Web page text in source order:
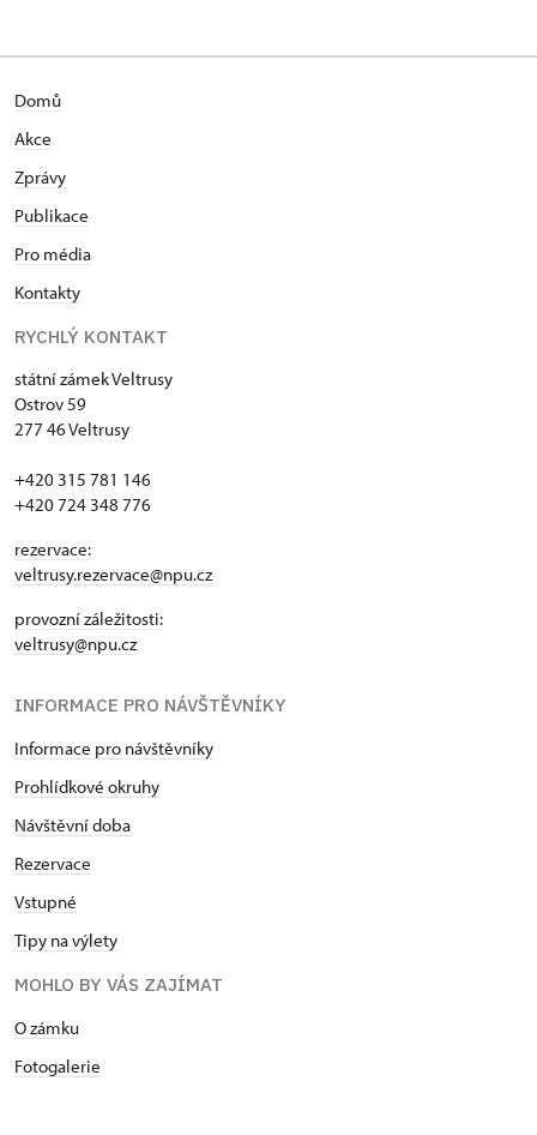
Domů
Akce
Zprávy
Publikace
Pro média
Kontakty
RYCHLÝ KONTAKT
státní zámek Veltrusy
Ostrov 59
277 46 Veltrusy
+420 315 781 146
+420 724 348 776
rezervace:
veltrusy.rezervace@npu.cz
provozní záležitosti:
veltrusy@npu.cz
INFORMACE PRO NÁVŠTĚVNÍKY
Informace pro návštěvníky
Prohlídkové okruhy
Návštěvní doba
Rezervace
Vstupné
Tipy na výlety
MOHLO BY VÁS ZAJÍMAT
O zámku
Fotogalerie